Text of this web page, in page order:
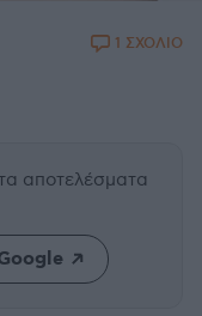
1 ΣΧΟΛΙΟ
αποτελέσματα